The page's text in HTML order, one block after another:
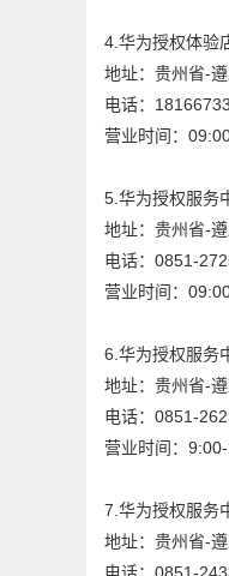
4.华为授权体验
地址：贵州省-
电话：
营业时间：
5.华为授权服务
地址：贵州省-
电话：0851-
营业时间：
6.华为授权服务
地址：贵州省-
电话：0851-
营业时间：
7.华为授权服务
地址：贵州省-